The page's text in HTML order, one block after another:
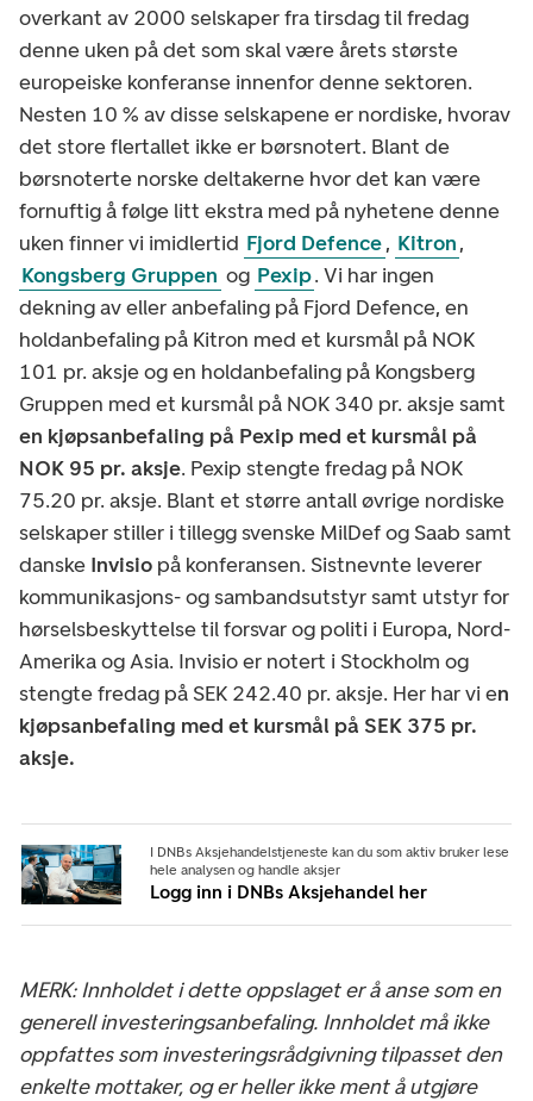
overkant av 2000 selskaper fra tirsdag til fredag
denne uken på det som skal være årets største
europeiske konferanse innenfor denne sektoren.
Nesten 10 % av disse selskapene er nordiske, hvorav
det store flertallet ikke er børsnotert. Blant de
børsnoterte norske deltakerne hvor det kan være
fornuftig å følge litt ekstra med på nyhetene denne
uken finner vi imidlertid Fjord Defence, Kitron,
Kongsberg Gruppen og Pexip. Vi har ingen
dekning av eller anbefaling på Fjord Defence, en
holdanbefaling på Kitron med et kursmål på NOK
101 pr. aksje og en holdanbefaling på Kongsberg
Gruppen med et kursmål på NOK 340 pr. aksje samt
en kjøpsanbefaling på Pexip med et kursmål på
NOK 95 pr. aksje. Pexip stengte fredag på NOK
75.20 pr. aksje. Blant et større antall øvrige nordiske
selskaper stiller i tillegg svenske MilDef og Saab samt
danske Invisio på konferansen. Sistnevnte leverer
kommunikasjons- og sambandsutstyr samt utstyr for
hørselsbeskyttelse til forsvar og politi i Europa, Nord-
Amerika og Asia. Invisio er notert i Stockholm og
stengte fredag på SEK 242.40 pr. aksje. Her har vi en
kjøpsanbefaling med et kursmål på SEK 375 pr.
aksje.
I DNBs Aksjehandelstjeneste kan du som aktiv bruker lese
hele analysen og handle aksjer
Logg inn i DNBs Aksjehandel her
MERK: Innholdet i dette oppslaget er å anse som en
generell investeringsanbefaling. Innholdet må ikke
oppfattes som investeringsrådgivning tilpasset den
enkelte mottaker, og er heller ikke ment å utgjøre